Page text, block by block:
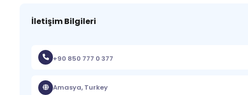
İletişim Bilgileri
+90 850 777 0 377
Amasya, Turkey